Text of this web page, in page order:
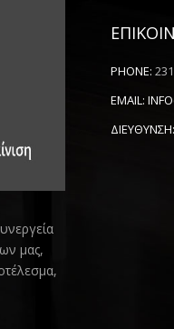
μας,
PHONE:
EMAIL:
ΔΙΕΥΘΥΝΣΗ: